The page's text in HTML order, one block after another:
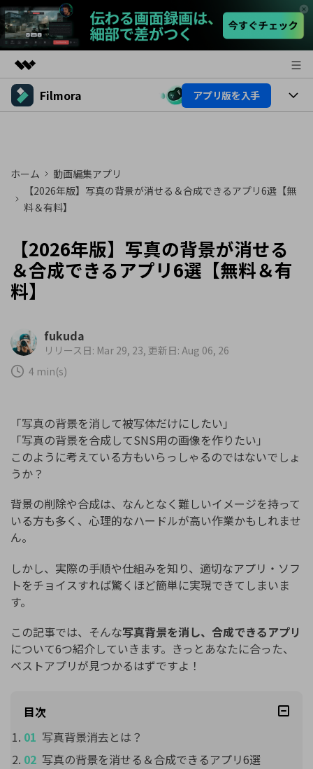
製品
ソリューション
プラン＆価格
Filmora アプリ版を入手
製品機能
AI機能
AI機能
活用法
ビデオソリューション
動画編集関連知識
動画編集のコツ
サポート
カスタマーサポート
ブランド紹介
検索
ホーム
動画編集アプリ
【2026年版】写真の背景が消せる＆合成できるアプリ6選【無
料＆有料】
【2026年版】写真の背景が消せる
＆合成できるアプリ6選【無料＆有
料】
fukuda
リリース日: Mar 29, 23, 更新日: Aug 06, 26
4 min(s)
「写真の背景を消して被写体だけにしたい」
「写真の背景を合成してSNS用の画像を作りたい」
このように考えている方もいらっしゃるのではないでしょ
うか？
背景の削除や合成は、なんとなく難しいイメージを持って
いる方も多く、心理的なハードルが高い作業かもしれませ
ん。
しかし、実際の手順や仕組みを知り、適切なアプリ・ソフ
トをチョイスすれば驚くほど簡単に実現できてしまいま
す。
この記事では、そんな写真背景を消し、合成できるアプリ
について6つ紹介していきます。きっとあなたに合った、
ベストアプリが見つかるはずですよ！
目次
写真背景消去とは？
写真の背景を消せる＆合成できるアプリ6選